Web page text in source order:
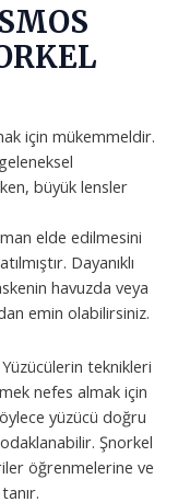
için mükemmeldir.
büyük lensler
elde edilmesini
Dayanıklı
havuzda veya
emin olabilirsiniz.
teknikleri
nefes almak için
yüzücü doğru
Şnorkel
öğrenmelerine ve